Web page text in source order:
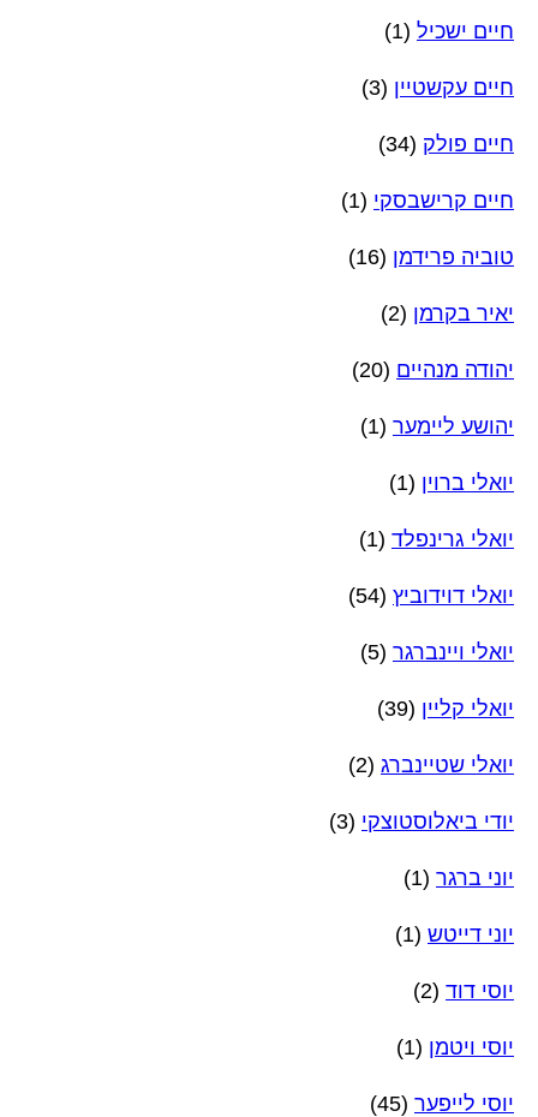
חיים ישכיל (1)
חיים עקשטיין (3)
חיים פולק (34)
חיים קרישבסקי (1)
טוביה פרידמן (16)
יאיר בקרמן (2)
יהודה מנהיים (20)
יהושע ליימער (1)
יואלי ברוין (1)
יואלי גרינפלד (1)
יואלי דוידוביץ (54)
יואלי ויינברגר (5)
יואלי קליין (39)
יואלי שטיינברג (2)
יודי ביאלוסטוצקי (3)
יוני ברגר (1)
יוני דייטש (1)
יוסי דוד (2)
יוסי ויטמן (1)
יוסי לייפער (45)